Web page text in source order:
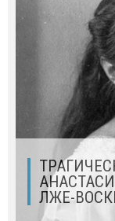
ЛЖЕ-